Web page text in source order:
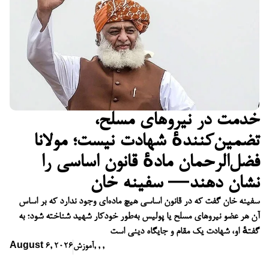
خدمت در نیروهای مسلح،
تضمین‌کنندهٔ شهادت نیست؛ مولانا
فضل‌الرحمان مادهٔ قانون اساسی را
نشان دهند— سفینه خان
سفینه خان گفت که در قانون اساسی هیچ ماده‌ای وجود ندارد که بر اساس
آن هر عضو نیروهای مسلح یا پولیس به‌طور خودکار شهید شناخته شود؛ به
گفتهٔ او، شهادت یک مقام و جایگاه دینی است
August 6, 2026آموزش, , ,